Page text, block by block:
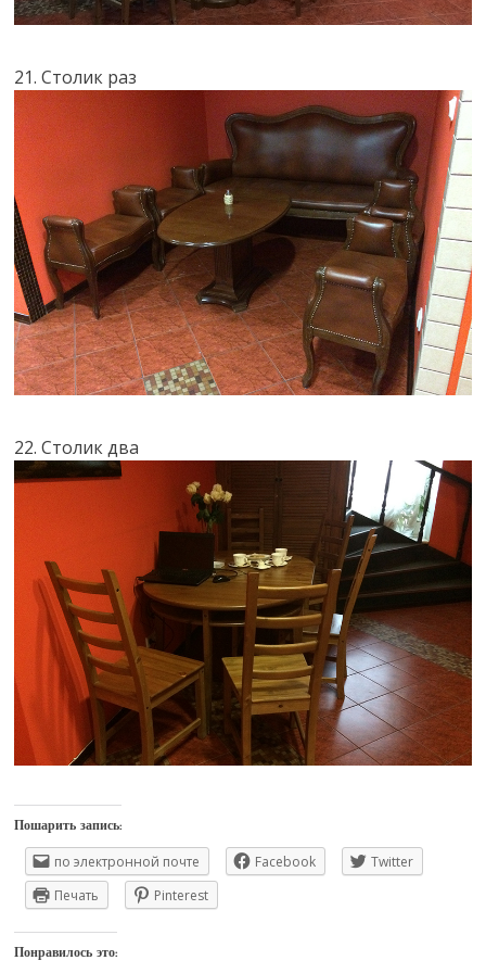
21. Столик раз
22. Столик два
Пошарить запись:
по электронной почте Facebook
Twitter
Печать
Pinterest
Понравилось это: